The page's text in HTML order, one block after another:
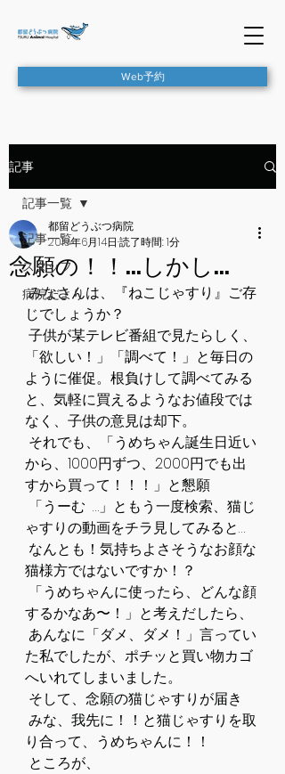
Web予約
記事
記事一覧
スタッフ
病院だより
記事一覧
念願の！！…しかし…
都留どうぶつ病院
2019年6月14日 読了時間: 1分
みなさんは、『ねこじゃすり』ご存
じでしょうか？
「欲しい！」「調べて！」と毎日の
ように催促。根負けして調べてみる
と、気軽に買えるようなお値段では
なく、子供の意見は却下。
から、1000円ずつ、2000円でも出
すから買って！！！」と懇願
ゃすりの動画をチラ見してみると…
猫様方ではないですか！？
するかなあ〜！」と考えだしたら、
た私でしたが、ポチッと買い物カゴ
へいれてしまいました。
そして、念願の猫じゃすりが届き
り合って、うめちゃんに！！
ところが、